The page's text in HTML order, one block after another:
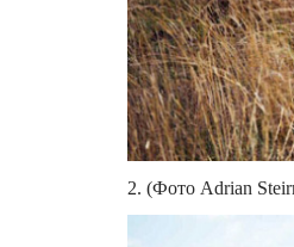
2. (Фото Adrian